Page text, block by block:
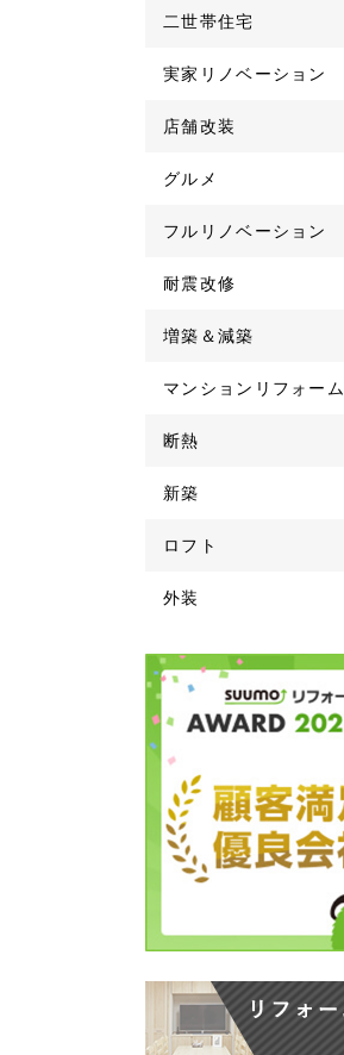
二世帯住宅
実家リノベーション
店舗改装
グルメ
フルリノベーション
耐震改修
増築＆減築
マンションリフォーム
断熱
新築
ロフト
外装